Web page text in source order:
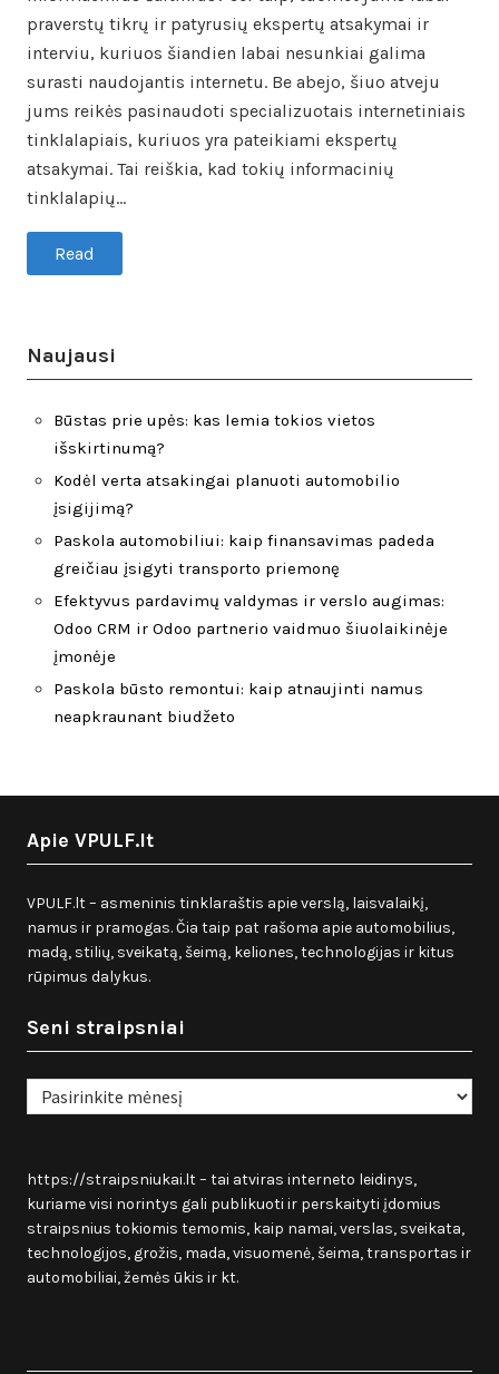
praverstų tikrų ir patyrusių ekspertų atsakymai ir
interviu, kuriuos šiandien labai nesunkiai galima
surasti naudojantis internetu. Be abejo, šiuo atveju
jums reikės pasinaudoti specializuotais internetiniais
tinklalapiais, kuriuos yra pateikiami ekspertų
atsakymai. Tai reiškia, kad tokių informacinių
tinklalapių…
Read
Naujausi
Būstas prie upės: kas lemia tokios vietos
išskirtinumą?
Kodėl verta atsakingai planuoti automobilio
įsigijimą?
Paskola automobiliui: kaip finansavimas padeda
greičiau įsigyti transporto priemonę
Efektyvus pardavimų valdymas ir verslo augimas:
Odoo CRM ir Odoo partnerio vaidmuo šiuolaikinėje
įmonėje
Paskola būsto remontui: kaip atnaujinti namus
neapkraunant biudžeto
Apie VPULF.lt
VPULF.lt – asmeninis tinklaraštis apie verslą, laisvalaikį,
namus ir pramogas. Čia taip pat rašoma apie automobilius,
madą, stilių, sveikatą, šeimą, keliones, technologijas ir kitus
rūpimus dalykus.
Seni straipsniai
Seni
straipsniai
https://straipsniukai.lt– tai atviras interneto leidinys,
kuriame visi norintys gali publikuoti ir perskaityti įdomius
straipsnius tokiomis temomis, kaip namai, verslas, sveikata,
technologijos, grožis, mada, visuomenė, šeima, transportas ir
automobiliai, žemės ūkis ir kt.